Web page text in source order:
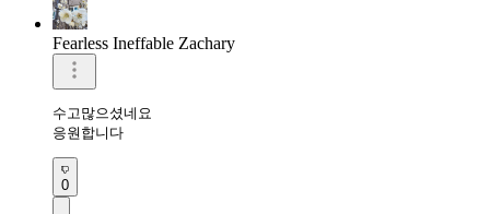
Fearless Ineffable Zachary
수고많으셨네요
응원합니다
0